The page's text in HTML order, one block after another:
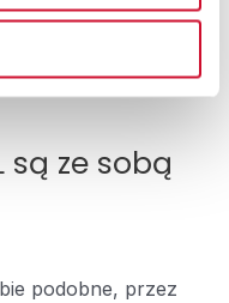
– w związku z
środowiskiem IT,
i
są ze sobą
podobne, przez